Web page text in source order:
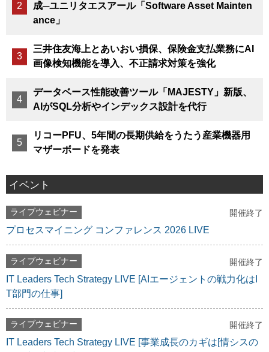
成─ユニリタエスアール「Software Asset Mainten
ance」
三井住友海上とあいおい損保、保険金支払業務にAI
画像検知機能を導入、不正請求対策を強化
データベース性能改善ツール「MAJESTY」新版、
AIがSQL分析やインデックス設計を代行
リコーPFU、5年間の長期供給をうたう産業機器用
マザーボードを発表
イベント
ライブウェビナー 開催終了
プロセスマイニング コンファレンス 2026 LIVE
ライブウェビナー 開催終了
IT Leaders Tech Strategy LIVE [AIエージェントの戦力化はI
T部門の仕事]
ライブウェビナー 開催終了
IT Leaders Tech Strategy LIVE [事業成長のカギは[情シスの